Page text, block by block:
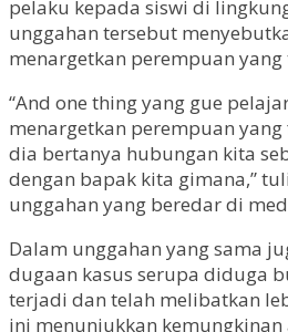
pelaku kepada siswi di
unggahan tersebut
menargetkan perempuan
“And one thing yang gue
menargetkan perempuan
dia bertanya hubungan kita
dengan bapak kita gimana,”
unggahan yang beredar di
Dalam unggahan yang sama
dugaan kasus serupa diduga
terjadi dan telah melibatkan
ini menunjukkan